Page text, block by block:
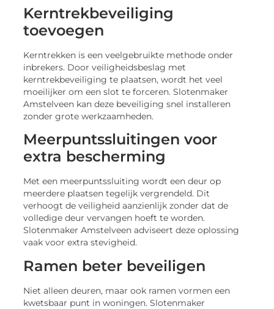
Kerntrekbeveiliging
toevoegen
Kerntrekken is een veelgebruikte methode onder
inbrekers. Door veiligheidsbeslag met
kerntrekbeveiliging te plaatsen, wordt het veel
moeilijker om een slot te forceren. Slotenmaker
Amstelveen kan deze beveiliging snel installeren
zonder grote werkzaamheden.
Meerpuntssluitingen voor
extra bescherming
Met een meerpuntssluiting wordt een deur op
meerdere plaatsen tegelijk vergrendeld. Dit
verhoogt de veiligheid aanzienlijk zonder dat de
volledige deur vervangen hoeft te worden.
Slotenmaker Amstelveen adviseert deze oplossing
vaak voor extra stevigheid.
Ramen beter beveiligen
Niet alleen deuren, maar ook ramen vormen een
kwetsbaar punt in woningen. Slotenmaker